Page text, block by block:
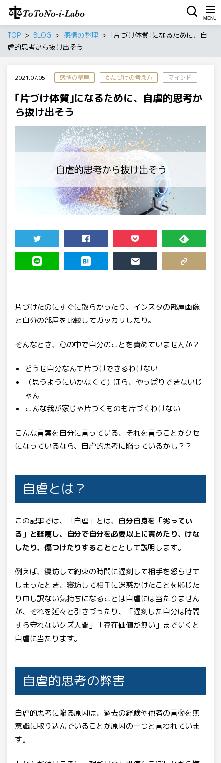
TOP BLOG 感情の整理
｢片づけ体質｣になるために、自
虐的思考から抜け出そう
2021.07.05 感情の整理 かたづけの考え方 マインド
｢片づけ体質｣になるために、自虐的思考か
ら抜け出そう
TWEET SHARE POCKET FEEDLY
片づけたのにすぐに散らかったり、インスタの部屋画像
と自分の部屋を比較してガッカリしたり。
そんなとき、心の中で自分のことを責めていませんか？
どうせ自分なんて片づけできるわけない
（思うようにいかなくて）ほら、やっぱりできないじ
ゃん
こんな我が家じゃ片づくものも片づくわけない
こんな言葉を自分に言っている、それを言うことがクセ
になっているなら、自虐的思考に陥っているかも？？
自虐とは？
この記事では、「自虐」とは、 自分自身を「劣ってい
る」と軽蔑し、自分で自分を必要以上に責めたり、けな
したり、傷つけたりすることととして説明します。
例えば、寝坊して約束の時間に遅刻して相手を怒らせて
しまったとき、寝坊して相手に迷惑かけたことを恥じた
り申し訳ない気持ちになることは自虐には当たりません
が、それを延々と引きづったり、「遅刻した自分は時間
すら守れないクズ人間」「存在価値が無い」までいくと
自虐に当たります。
自虐的思考の弊害
自虐的思考に陥る原因は、過去の経験や他者の言動を無
意識に取り込んでいることが原因の一つと言われていま
す。